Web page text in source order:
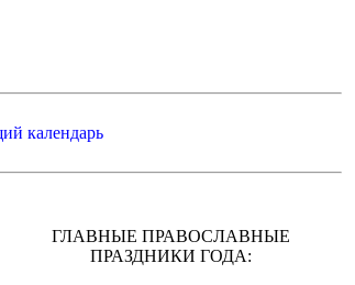
календарь
ГЛАВНЫЕ ПРАВОСЛАВНЫЕ
ПРАЗДНИКИ ГОДА: